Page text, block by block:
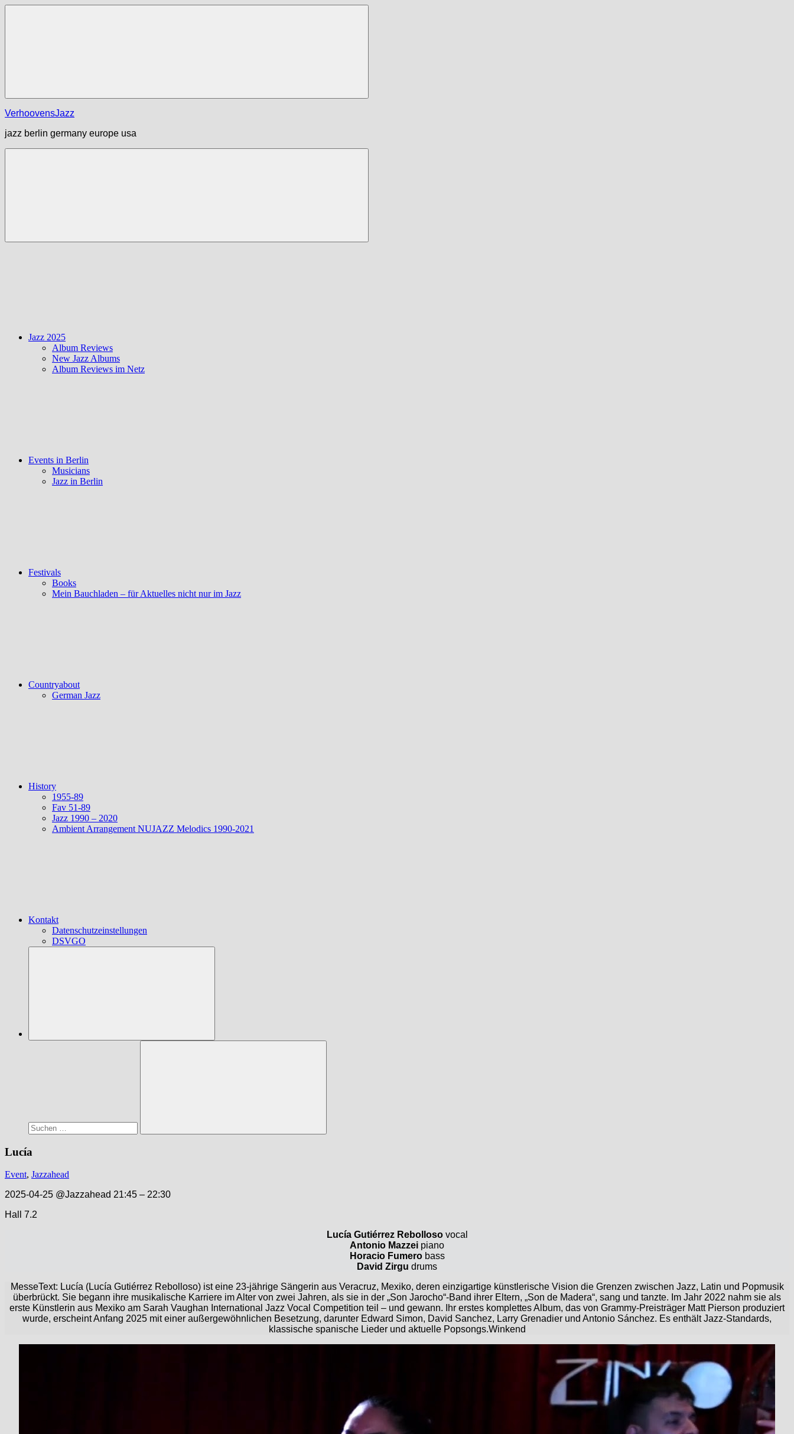
Zum
Menü
VerhoovensJazz
jazz berlin germany europe usa
Menü
Jazz 2025
Album Reviews
New Jazz Albums
Album Reviews im Netz
Events in Berlin
Musicians
Jazz in Berlin
Festivals
Books
Mein Bauchladen – für Aktuelles nicht nur im Jazz
Countryabout
German Jazz
History
1955-89
Fav 51-89
Jazz 1990 – 2020
Ambient Arrangement NUJAZZ Melodics 1990-2021
Kontakt
Datenschutzeinstellungen
DSVGO
Suchen
Lucía
Event, Jazzahead
2025-04-25 @Jazzahead 21:45 – 22:30
​Hall 7.2
Lucía Gutiérrez Rebollosovocal
Antonio Mazzei piano
Horacio Fumerobass
David Zirgu drums
MesseText: Lucía (Lucía Gutiérrez Rebolloso) ist eine 23-jährige Sängerin aus Veracruz, Mexiko, deren einzigartige künstlerische Vision die Grenzen zwischen Jazz, Latin und Popmusik
überbrückt. Sie begann ihre musikalische Karriere im Alter von zwei Jahren, als sie in der „Son Jarocho“-Band ihrer Eltern, „Son de Madera“, sang und tanzte. Im Jahr 2022 nahm sie als
erste Künstlerin aus Mexiko am Sarah Vaughan International Jazz Vocal Competition teil – und gewann. Ihr erstes komplettes Album, das von Grammy-Preisträger Matt Pierson produziert
wurde, erscheint Anfang 2025 mit einer außergewöhnlichen Besetzung, darunter Edward Simon, David Sanchez, Larry Grenadier und Antonio Sánchez. Es enthält Jazz-Standards,
klassische spanische Lieder und aktuelle Popsongs.Winkend